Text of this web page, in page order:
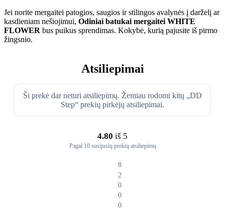
Jei norite mergaitei patogios, saugios ir stilingos avalynės į darželį ar
kasdieniam nešiojimui, Odiniai batukai mergaitei WHITE
FLOWER bus puikus sprendimas. Kokybė, kurią pajusite iš pirmo
žingsnio.
Atsiliepimai
Ši prekė dar neturi atsiliepimų. Žemiau rodomi kitų „DD
Step“ prekių pirkėjų atsiliepimai.
4.80 iš 5
Pagal 10 susijusių prekių atsiliepimų
8
2
0
0
0